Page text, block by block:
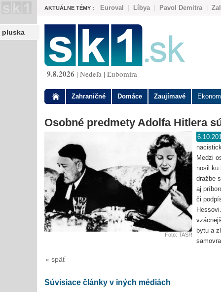
pluska
AKTUÁLNE TÉMY : Euroval Líbya| Pavol Demitra|
9.8.2026 | Nedeľa | Ľubomíra
Zahraničné Domáce Zaujímavé
Osobné predmety Adolfa Hitlera
Foto: TASR
Medzi
nosil ku
dražbe
aj
či
bytu a
« späť
Súvisiace články v iných médiách